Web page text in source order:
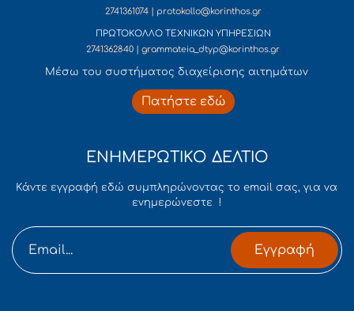
2741361074 | protokollo@korinthos.gr
ΠΡΩΤΟΚΟΛΛΟ ΤΕΧΝΙΚΩΝ ΥΠΗΡΕΣΙΩΝ
2741362840 | grammateia_dtyp@korinthos.gr
Mέσω του συστήματος διαχείρισης αιτημάτων
Πατήστε εδώ
ΕΝΗΜΕΡΩΤΙΚΟ ΔΕΛΤΙΟ
Κάντε εγγραφή εδώ συμπληρώνοντας το email σας, για να
ενημερώνεστε !
Εγγραφή